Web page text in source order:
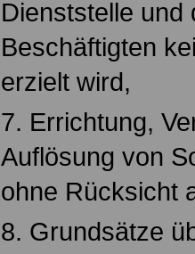
Dienststelle und
Beschäftigten
erzielt wird,
7. Errichtung,
Auflösung von
ohne Rücksicht
8. Grundsätze